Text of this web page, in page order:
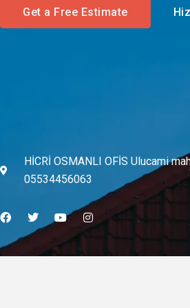
Get a Free Estimate
HİCRİ OSMANLI OFİS Ulucami
05534456063
F
a
e
b
T
w
i
t
Y
o
t
u
I
n
a